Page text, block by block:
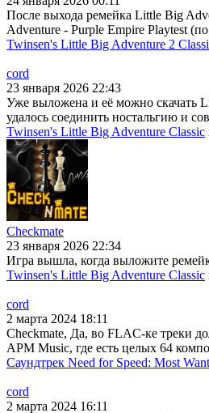
После выхода ремейка Little Big
Adventure - Purple Empire Playtest
Twinsen's Little Big Adventure 2
cord
23 января 2026 22:43
Уже выложена и её можно скачать
удалось соединить ностальгию и
Twinsen's Little Big Adventure Classic
Checkmate
23 января 2026 22:34
Игра вышла, когда выложите
Twinsen's Little Big Adventure Classic
cord
2 марта 2024 18:11
Checkmate, Да, во FLAC-ке треки
APM Music, где есть целых 64
Саундтрек Need for Speed: Most
cord
2 марта 2024 16:11